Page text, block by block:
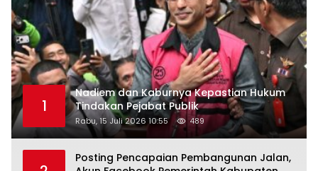
1
Nadiem dan Kaburnya Kepastian Hukum
Tindakan Pejabat Publik
Rabu, 15 Juli 2026 10:55 489
Posting Pencapaian Pembangunan Jalan,